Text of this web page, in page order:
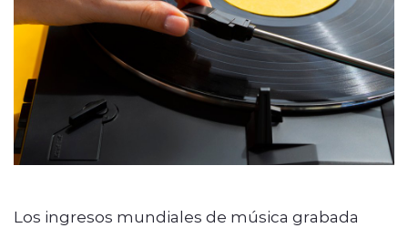
Los ingresos mundiales de música grabada